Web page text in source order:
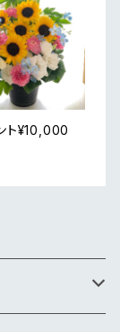
ト¥10,000